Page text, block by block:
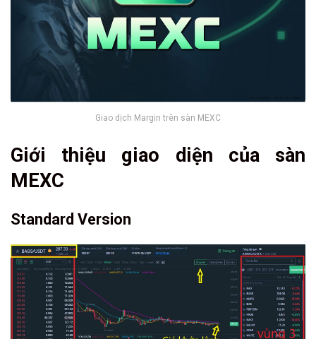
Giao dịch Margin trên sàn MEXC
Giới thiệu giao diện của sàn
MEXC
Standard Version